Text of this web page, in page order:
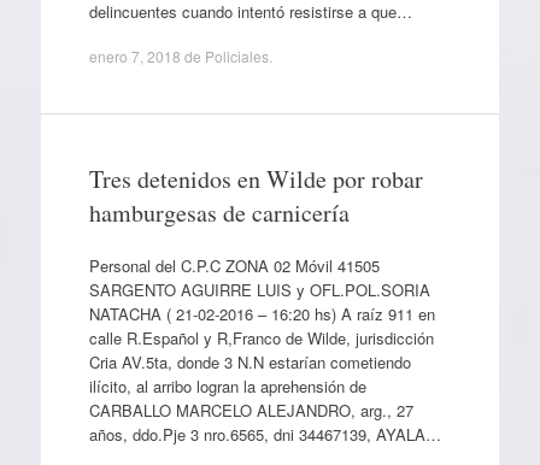
delincuentes cuando intentó resistirse a que…
enero 7, 2018 de Policiales.
Tres detenidos en Wilde por robar
hamburgesas de carnicería
Personal del C.P.C ZONA 02 Móvil 41505
SARGENTO AGUIRRE LUIS y OFL.POL.SORIA
NATACHA ( 21-02-2016 – 16:20 hs) A raíz 911 en
calle R.Español y R,Franco de Wilde, jurisdicción
Cria AV.5ta, donde 3 N.N estarían cometiendo
ilícito, al arribo logran la aprehensión de
CARBALLO MARCELO ALEJANDRO, arg., 27
años, ddo.Pje 3 nro.6565, dni 34467139, AYALA…